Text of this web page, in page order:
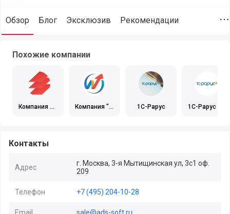
Обзор Блог Эксклюзив Рекомендации
Похожие компании
Компания В
Компания "Р
1С-Рарус
1С-Рарус в С
Контакты
Адрес
г. Москва, 3-я Мытищинская ул, 3с1 оф.
209
Телефон +7 (495) 204-10-28
Email sale@ads-soft.ru